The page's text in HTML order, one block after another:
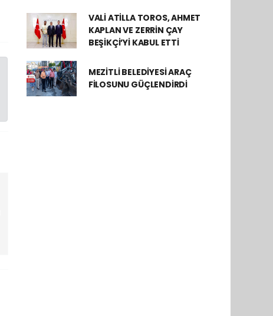
VALİ ATİLLA TOROS, AHMET
KAPLAN VE ZERRİN ÇAY
BEŞİKÇİ’Yİ KABUL ETTİ
MEZİTLİ BELEDİYESİ ARAÇ
FİLOSUNU GÜÇLENDİRDİ